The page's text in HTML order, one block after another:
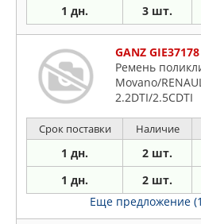
1 дн. 3 шт.
GANZ GIE37178
Ремень
Movano/
2.2DTI/2.5CDTI
Срок поставки Наличие
1 дн. 2 шт.
1 дн. 2 шт.
Еще предложение